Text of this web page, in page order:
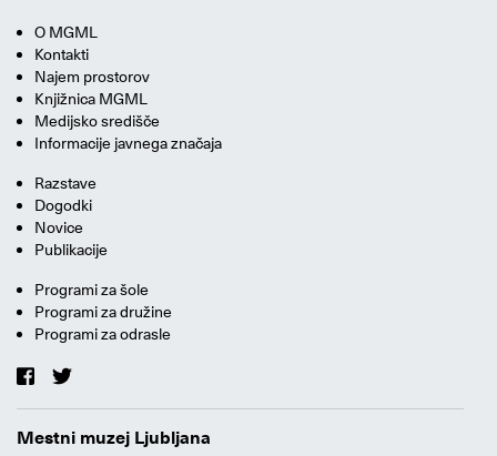
O MGML
Kontakti
Najem prostorov
Knjižnica MGML
Medijsko središče
Informacije javnega značaja
Razstave
Dogodki
Novice
Publikacije
Programi za šole
Programi za družine
Programi za odrasle
Mestni muzej Ljubljana